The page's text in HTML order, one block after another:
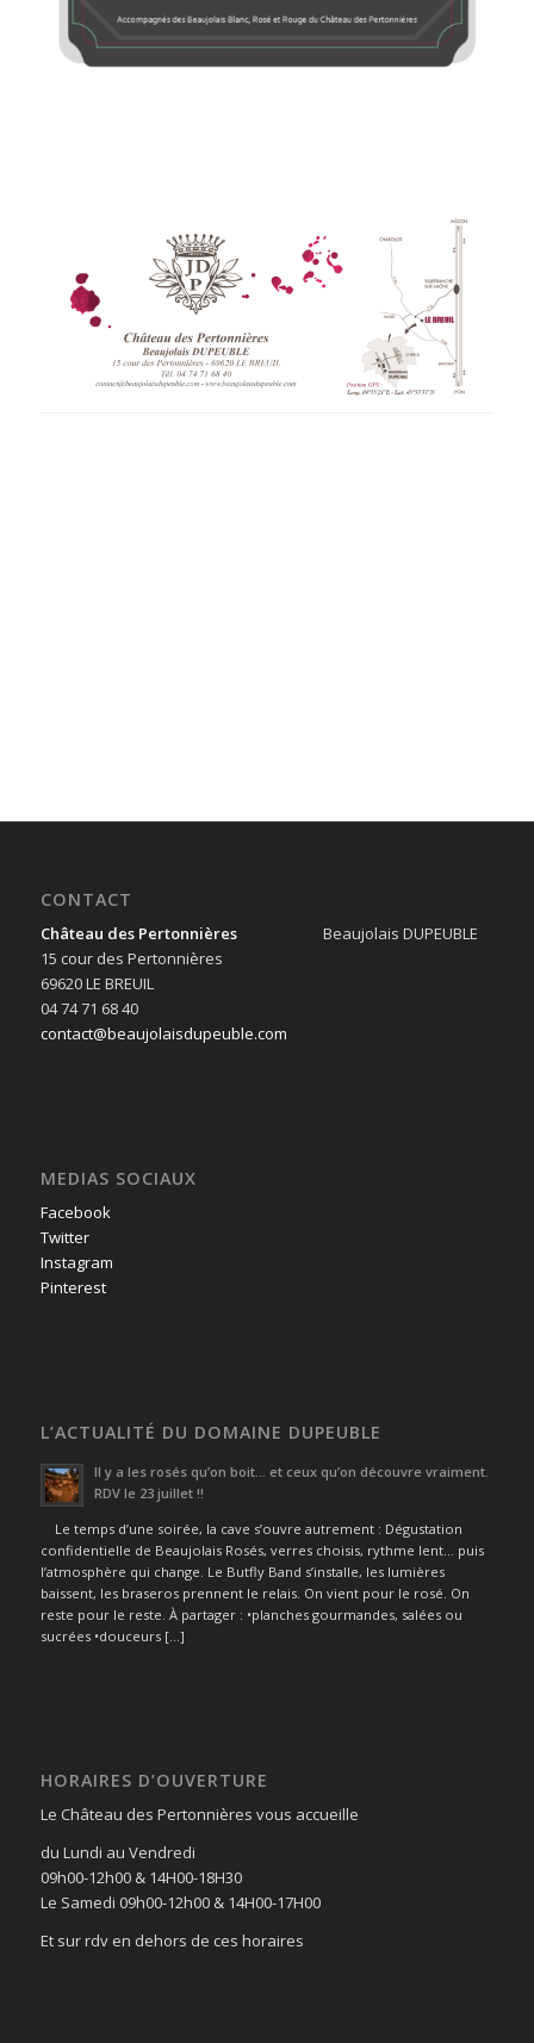
CONTACT
Château des Pertonnières
Beaujolais DUPEUBLE
15 cour des Pertonnières
69620 LE BREUIL
04 74 71 68 40
contact@beaujolaisdupeuble.com
MEDIAS SOCIAUX
Facebook
Twitter
Instagram
Pinterest
L’ACTUALITÉ DU DOMAINE DUPEUBLE
Il y a les rosés qu’on boit… et ceux qu’on découvre vraiment.
RDV le 23 juillet !!
Le temps d’une soirée, la cave s’ouvre autrement : Dégustation
confidentielle de Beaujolais Rosés, verres choisis, rythme lent… puis
l’atmosphère qui change. Le Butfly Band s’installe, les lumières
baissent, les braseros prennent le relais. On vient pour le rosé. On
reste pour le reste. À partager : •planches gourmandes, salées ou
sucrées •douceurs […]
HORAIRES D’OUVERTURE
Le Château des Pertonnières vous accueille
du Lundi au Vendredi
09h00-12h00 & 14H00-18H30
Le Samedi 09h00-12h00 & 14H00-17H00
Et sur rdv en dehors de ces horaires